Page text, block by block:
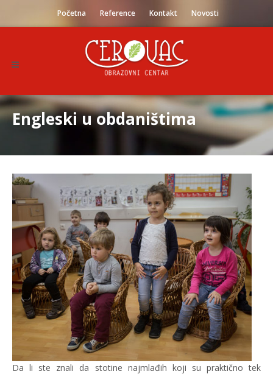
Početna Reference Kontakt Novosti
Engleski u obdaništima
Da li ste znali da stotine najmlađih koji su praktično tek